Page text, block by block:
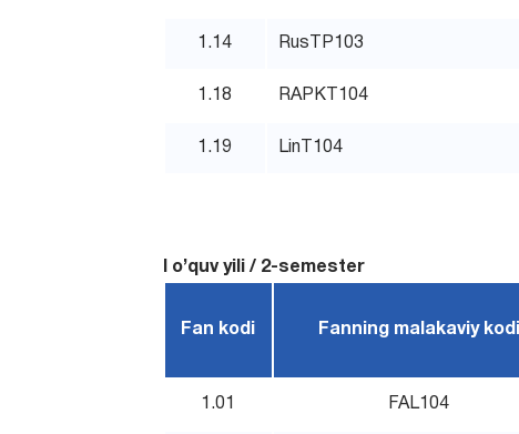
1.14 RusTP103
1.18 RAPКT104
1.19 LinT104
I o’quv yili / 2-semester
Fan kodi Fanning malakaviy kodi
1.01 FAL104